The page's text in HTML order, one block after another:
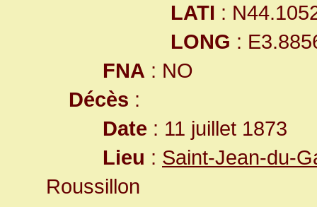
LATI :
LONG :
FNA : NO
Décès :
Date : 11 juillet 1873
Lieu : Saint-Jean-du-
Roussillon